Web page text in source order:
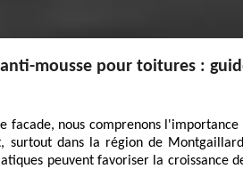
mousse pour toitures :
facade, nous comprenons
surtout dans la région de
peuvent favoriser la croissance